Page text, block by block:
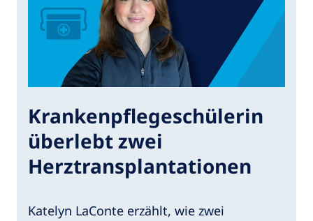
Krankenpflegeschülerin
überlebt zwei
Herztransplantationen
Katelyn LaConte erzählt, wie zwei